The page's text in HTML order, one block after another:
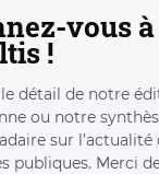
vous à
!
le détail de notre
ou notre
sur l’actualité
publiques. Merci